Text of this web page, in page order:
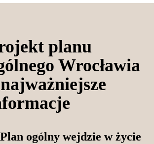
planu
Wrocławia
Plan ogólny wejdzie w życie